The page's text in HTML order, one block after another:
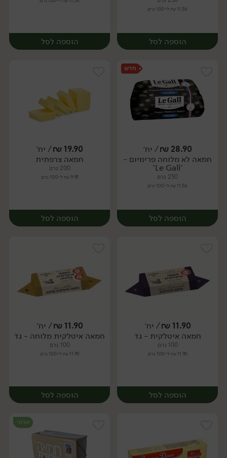
11.56 ₪ ל-100 גרם
הוספה לסל
יח׳
הוספה לסל
יח׳
28.90
₪/ יח׳
חמאה לא מלוחה פרימיום -
'Le Gall'
250 גרם
11.56 ₪ ל-100 גרם
הוספה לסל
יח׳
19.90
₪/ יח׳
חמאה צרפתית
200 גרם
9.95 ₪ ל-100 גרם
הוספה לסל
יח׳
11.90
₪/ יח׳
חמאה איטלקית - גד
100 גרם
11.90 ₪ ל-100 גרם
הוספה לסל
11.90
₪/ יח׳
חמאה איטלקית מלוחה - גד
100 גרם
11.90 ₪ ל-100 גרם
הוספה לסל
אורגני